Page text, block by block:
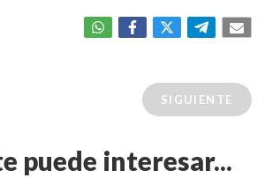
SIGUIENTE
puede interesar...